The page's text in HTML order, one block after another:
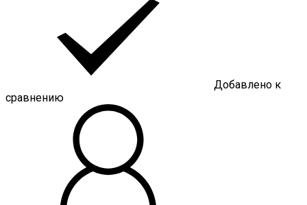
Добавлено к
сравнению